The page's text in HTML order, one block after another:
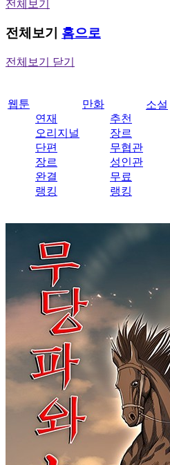
전체보기
전체보기 홈으로
전체보기 닫기
웹툰
연재
오리지널
단편
장르
완결
랭킹
만화
추천
장르
무협관
성인관
무료
랭킹
소설